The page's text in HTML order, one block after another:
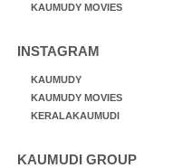
KAUMUDY MOVIES
INSTAGRAM
KAUMUDY
KAUMUDY MOVIES
KERALAKAUMUDI
KAUMUDI GROUP